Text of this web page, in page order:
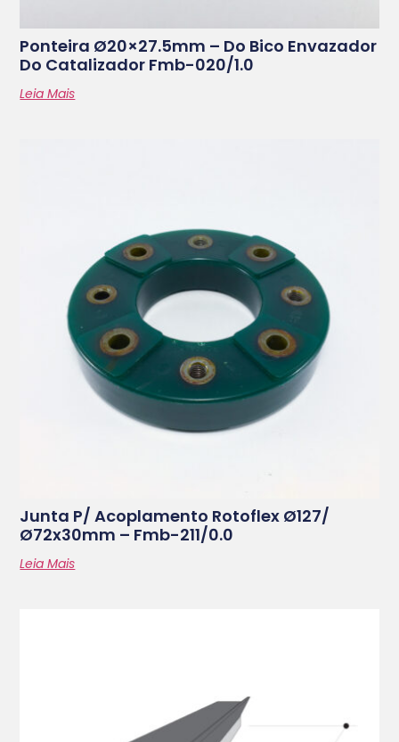
Ponteira Ø20×27.5mm – Do Bico Envazador
Do Catalizador Fmb-020/1.0
Leia Mais
Junta P/ Acoplamento Rotoflex Ø127/
Ø72x30mm – Fmb-211/0.0
Leia Mais